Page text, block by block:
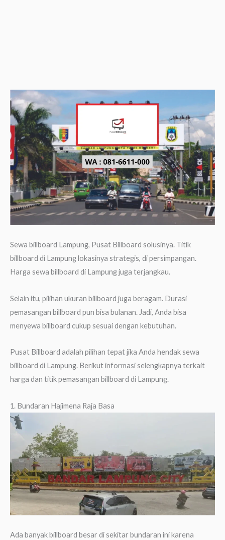
Sewa billboard Lampung, Pusat Billboard solusinya. Titik
billboard di Lampung lokasinya strategis, di persimpangan.
Harga sewa billboard di Lampung juga terjangkau.
Selain itu, pilihan ukuran billboard juga beragam. Durasi
pemasangan billboard pun bisa bulanan. Jadi, Anda bisa
menyewa billboard cukup sesuai dengan kebutuhan.
Pusat Billboard adalah pilihan tepat jika Anda hendak sewa
billboard di Lampung. Berikut informasi selengkapnya terkait
harga dan titik pemasangan billboard di Lampung.
1. Bundaran Hajimena Raja Basa
Ada banyak billboard besar di sekitar bundaran ini karena